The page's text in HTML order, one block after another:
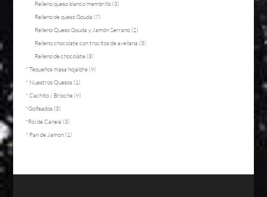
Relleno queso blanco membrillo (3)
Relleno de queso Gouda (7)
Relleno Queso Gouda y Jamón Serrano (2)
Relleno chocolate con trocitos de avellana (3)
Relleno de chocolate (3)
* Tequeños masa hojaldre (9)
* Nuestros Quesos (1)
* Cachito / Brioche (9)
*Golfeados (3)
*Rol de Canela (3)
* Pan de Jamon (1)